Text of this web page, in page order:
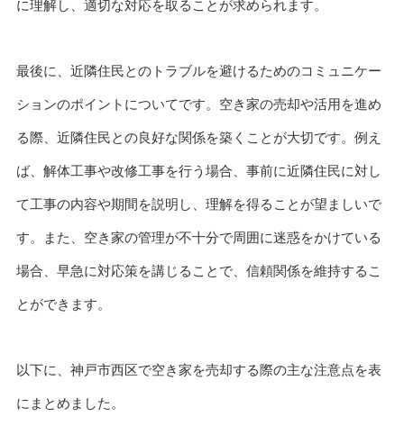
に理解し、適切な対応を取ることが求められます。
最後に、近隣住民とのトラブルを避けるためのコミュニケー
ションのポイントについてです。空き家の売却や活用を進め
る際、近隣住民との良好な関係を築くことが大切です。例え
ば、解体工事や改修工事を行う場合、事前に近隣住民に対し
て工事の内容や期間を説明し、理解を得ることが望ましいで
す。また、空き家の管理が不十分で周囲に迷惑をかけている
場合、早急に対応策を講じることで、信頼関係を維持するこ
とができます。
以下に、神戸市西区で空き家を売却する際の主な注意点を表
にまとめました。